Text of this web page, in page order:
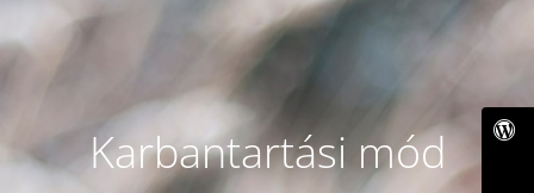
Karbantartási mód